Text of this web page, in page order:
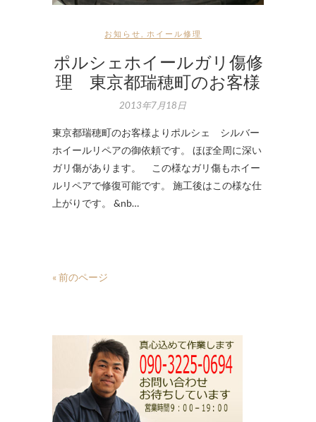
お知らせ ホイール修理
ポルシェホイールガリ傷修
理 東京都瑞穂町のお客様
2013年7月18日
東京都瑞穂町のお客様よりポルシェ シルバー
ホイールリペアの御依頼です。 ほぼ全周に深い
ガリ傷があります。 この様なガリ傷もホイー
ルリペアで修復可能です。 施工後はこの様な仕
上がりです。 &nb…
« 前のページ